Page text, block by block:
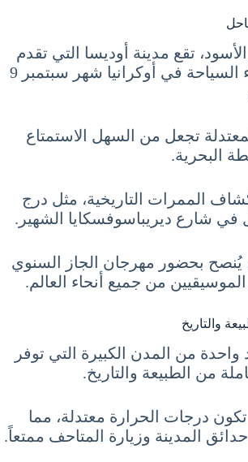
تقع مدينة أوديسا التي تقدم
تجربة فريدة فاثناء السياحة في أوكرانيا شهر سبتمبر 9
تجعل من السهل الاستمتاع
البحرية.
الممرات التاريخية، مثل درج
في شارع ديريباسوفسكايا الشهير.
يُنصح بحضور مهرجان الجاز السنوي
من جميع أنحاء العالم.
والتاريخ
من المدن الكبيرة التي توفر
من الطبيعة والتاريخ.
درجات الحرارة معتدلة، مما
المدينة وزيارة المتاحف ممتعاً.